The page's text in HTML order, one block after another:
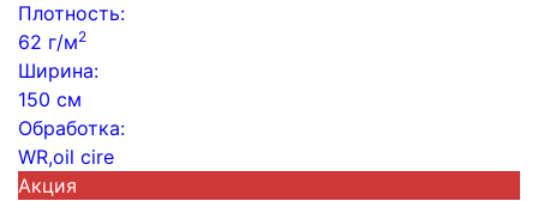
Плотность:
62 г/м2
Ширина:
150 см
Обработка:
WR,oil cire
Акция